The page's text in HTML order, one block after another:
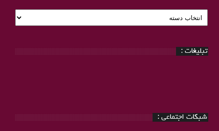
دسته
بندی
تبلیغات :
شبکات اجتماعی :